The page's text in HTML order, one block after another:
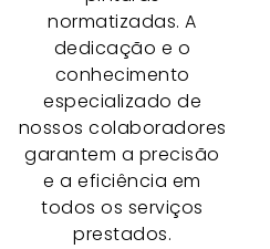
normatizadas. A
dedicação e o
conhecimento
especializado de
nossos colaboradores
garantem a precisão
e a eficiência em
todos os serviços
prestados.